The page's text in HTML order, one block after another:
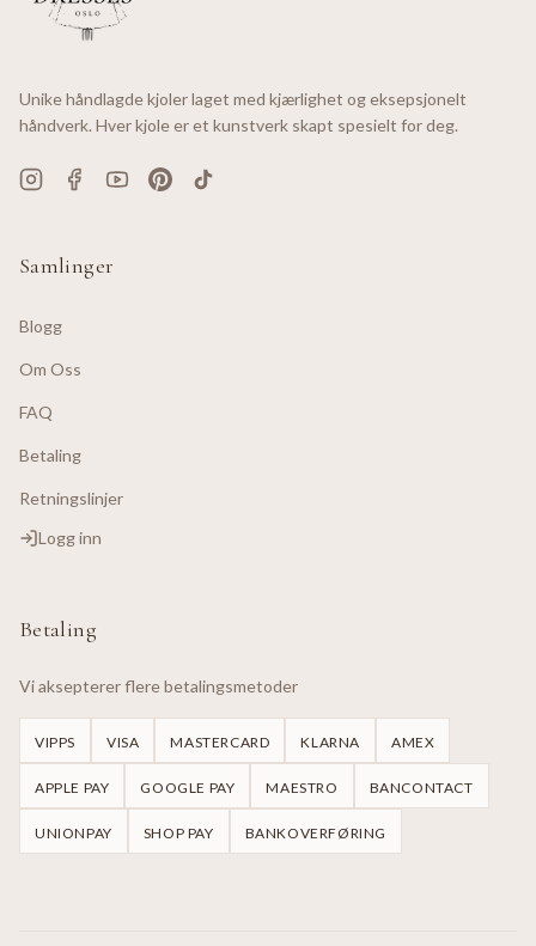
Unike håndlagde kjoler laget med kjærlighet og eksepsjonelt
håndverk. Hver kjole er et kunstverk skapt spesielt for deg.
Samlinger
Blogg
Om Oss
FAQ
Betaling
Retningslinjer
Logg inn
Betaling
Vi aksepterer flere betalingsmetoder
VIPPS VISA MASTERCARD KLARNA AMEX
APPLE PAY GOOGLE PAY MAESTRO BANCONTACT
UNIONPAY SHOP PAY BANKOVERFØRING